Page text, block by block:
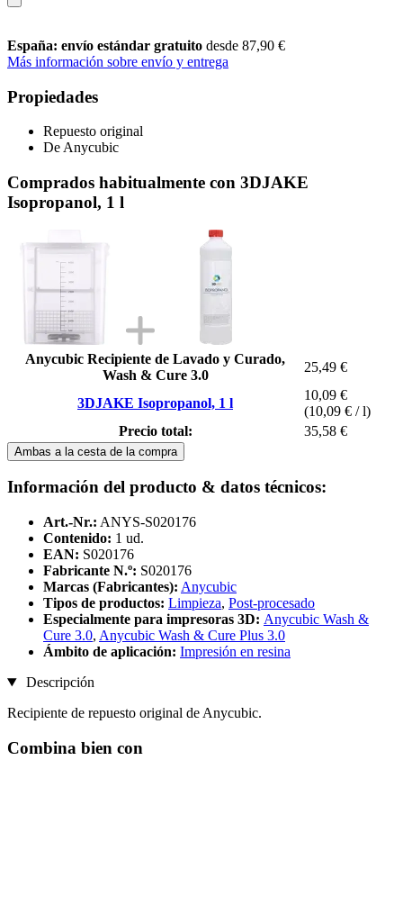
España: envío estándar gratuito desde 87,90 €
Más información sobre envío y entrega
Propiedades
Repuesto original
De Anycubic
Comprados habitualmente con 3DJAKE
Isopropanol, 1 l
Anycubic Recipiente de Lavado y Curado,
Wash & Cure 3.0
25,49 €
3DJAKE Isopropanol, 1 l
10,09 €
(10,09 € / l)
Precio total:
35,58 €
Ambas a la cesta de la compra
Información del producto & datos técnicos:
Art.-Nr.: ANYS-S020176
Contenido: 1 ud.
EAN: S020176
Fabricante N.º: S020176
Marcas (Fabricantes): Anycubic
Tipos de productos: Limpieza, Post-procesado
Especialmente para impresoras 3D: Anycubic Wash &
Cure 3.0, Anycubic Wash & Cure Plus 3.0
Ámbito de aplicación: Impresión en resina
Descripción
Recipiente de repuesto original de Anycubic.
Combina bien con